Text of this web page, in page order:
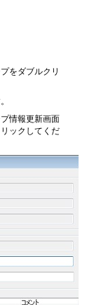
をダブルクリ
情報更新画面
ックしてくだ